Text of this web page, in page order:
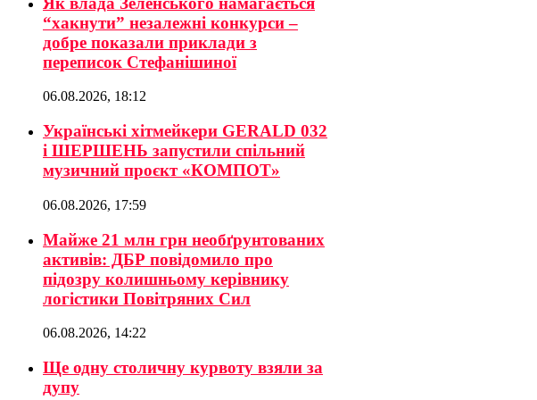
“хакнути” незалежні конкурси –
добре показали приклади з
переписок Стефанішиної
06.08.2026, 18:12
Українські хітмейкери GERALD 032
і ШЕРШЕНЬ запустили спільний
музичний проєкт «КОМПОТ»
06.08.2026, 17:59
Майже 21 млн грн необґрунтованих
активів: ДБР повідомило про
підозру колишньому керівнику
логістики Повітряних Сил
06.08.2026, 14:22
Ще одну столичну курвоту взяли за
дупу